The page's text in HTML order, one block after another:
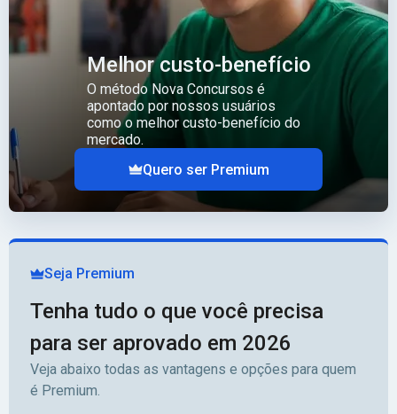
Melhor custo-benefício
O método Nova Concursos é
apontado por nossos usuários
como o melhor custo-benefício do
mercado.
Quero ser Premium
Seja Premium
Tenha tudo o que você precisa
para ser aprovado em 2026
Veja abaixo todas as vantagens e opções para quem
é Premium.